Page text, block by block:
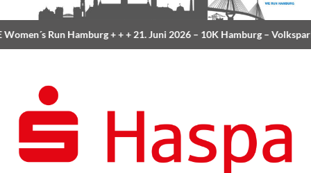
Run Hamburg+ + +21. Juni 2026 –10K Hamburg–